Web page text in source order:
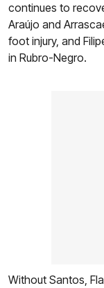
continues to
Araújo and
foot injury, and
in Rubro-Negro.
Without Santos,